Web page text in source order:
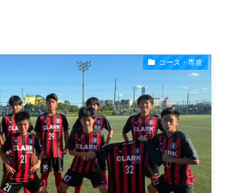
コース・専攻